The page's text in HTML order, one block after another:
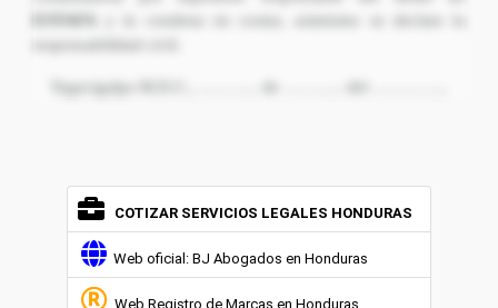
Tegucigalpa M.D.C., ……….. de ……….. del …………..
COTIZAR SERVICIOS LEGALES HONDURAS
Web oficial: BJ Abogados en Honduras
Web Registro de Marcas en Honduras